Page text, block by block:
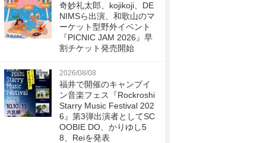
奇妙礼太郎、kojikoji、DE
NIMSら出演、和歌山のマ
ーケット型野外イベント
『PICNIC JAM 2026』早
割チケット発売開始
2026/08/08
福井で開催のキャンプイ
ン音楽フェス『Rockroshi
Starry Music Festival 202
6』第3弾出演者としてSC
OOBIE DO、かりゆし5
8、Reiを発表